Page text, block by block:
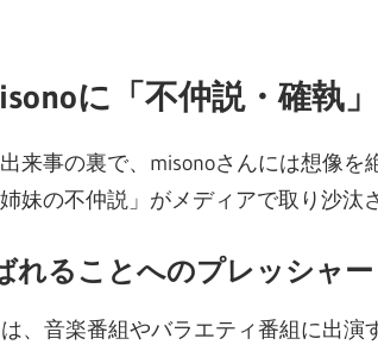
に「不仲説・確執
来事の裏で、misonoさんには想像を
妹の不仲説」がメディアで取り沙汰
れることへのプレッシャー
、音楽番組やバラエティ番組に出演